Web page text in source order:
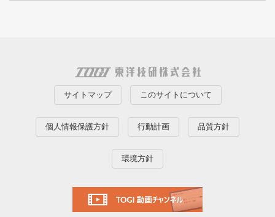
サイトマップ このサイトについて
個人情報保護方針 行動計画 品質方針
環境方針